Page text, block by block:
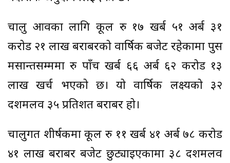
चालु आवका लागि कूल रु १७ खर्ब ५१ अर्ब ३१
करोड २१ लाख बराबरको वार्षिक बजेट रहेकामा पुस
मसान्तसम्ममा रु पाँच खर्ब ६६ अर्ब ६२ करोड १३
लाख खर्च भएको छ। यो वार्षिक लक्ष्यको ३२
दशमलव ३५ प्रतिशत बराबर हो।
चालुगत शीर्षकमा कूल रु ११ खर्ब ४१ अर्ब ७८ करोड
४१ लाख बराबर बजेट छुट्याइएकामा ३८ दशमलव